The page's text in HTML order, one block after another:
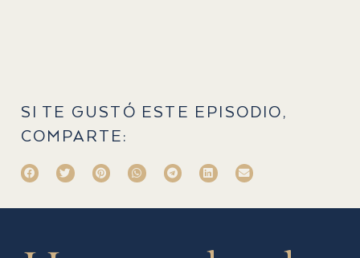
SI TE GUSTÓ ESTE EPISODIO,
COMPARTE: